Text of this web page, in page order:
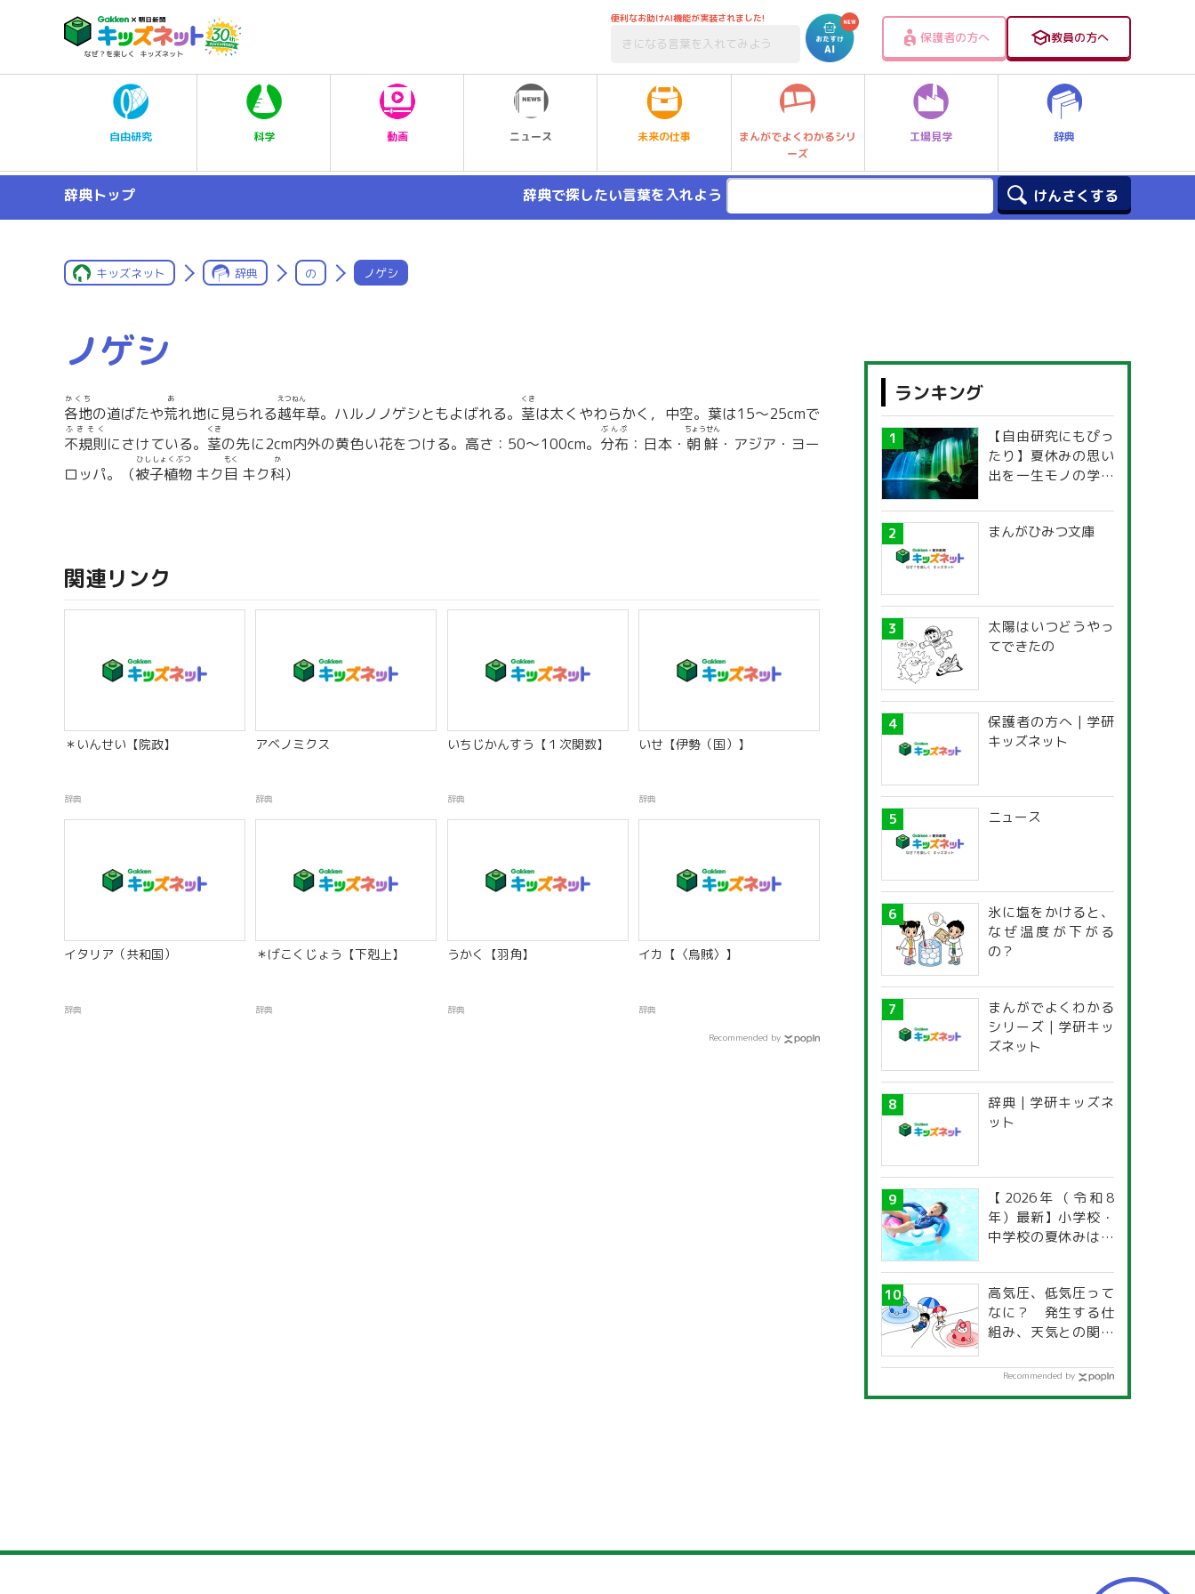
便利なお助けAI機能が実装されました!
保護者の方へ 教員の方へ
自由研究 科学 動画 ニュース 未来の仕事
まんがでよくわかるシリ
ーズ
工場見学 辞典
辞典トップ 辞典で探したい言葉を入れよう
キッズネット 辞典 の ノゲシ
ノゲシ
各地
かくち
の道ばたや荒
あ
れ地に見られる越年
えつねん
草。ハルノノゲシともよばれる。 茎
くき
は太くやわらかく，中空。葉は15〜25cmで
不規則
ふきそく
にさけている。 茎
くき
の先に2cm内外の黄色い花をつける。高さ：50〜100cm。 分布
ぶんぷ
：日本・ 朝鮮
ちょうせん
・アジア・ヨー
ロッパ。（被子植物
ひししょくぶつ
キク目
もく
キク科
か
）
関連リンク
＊いんせい【院政】
辞典
アベノミクス
辞典
いちじかんすう【１次関数】
辞典
いせ【伊勢（国）】
辞典
イタリア（共和国）
辞典
＊げこくじょう【下剋上】
辞典
うかく【羽角】
辞典
イカ【〈烏賊〉】
辞典
Recommended by
ランキング
【自由研究にもぴっ
たり】夏休みの思い
出を一生モノの学び
探究ガイド
まんがひみつ文庫
太陽はいつどうやっ
てできたの
保護者の方へ | 学研
キッズネット
ニュース
氷に塩をかけると、
なぜ温度が下がる
の？
まんがでよくわかる
シリーズ | 学研キッ
ズネット
辞典 | 学研キッズネ
ット
【2026年（令和8
年）最新】小学校・
中学校の夏休みはい
道府県別「夏季休暇
一覧」
高気圧、低気圧って
なに？ 発生する仕
組み、天気との関係
Recommended by